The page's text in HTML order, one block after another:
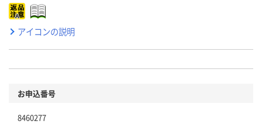
アイコンの説明
お申込番号
8460277